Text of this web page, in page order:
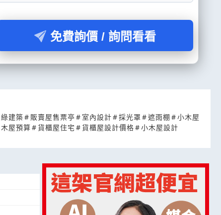
免費詢價 / 詢問看看
綠建築# 販賣屋售票亭# 室內設計#採光罩#遮雨棚 #小木屋
木屋預算# 貨櫃屋住宅 # 貨櫃屋設計價格#小木屋設計